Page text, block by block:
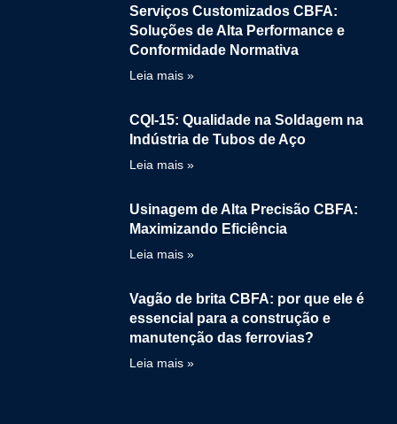
Serviços Customizados CBFA:
Soluções de Alta Performance e
Conformidade Normativa
Leia mais »
CQI-15: Qualidade na Soldagem na
Indústria de Tubos de Aço
Leia mais »
Usinagem de Alta Precisão CBFA:
Maximizando Eficiência
Leia mais »
Vagão de brita CBFA: por que ele é
essencial para a construção e
manutenção das ferrovias?
Leia mais »